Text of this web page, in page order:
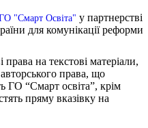
"Смарт Освіта" у партнерстві
для комунікації реформи
на текстові матеріали,
права, що
ГО “Смарт освіта”, крім
пряму вказівку на